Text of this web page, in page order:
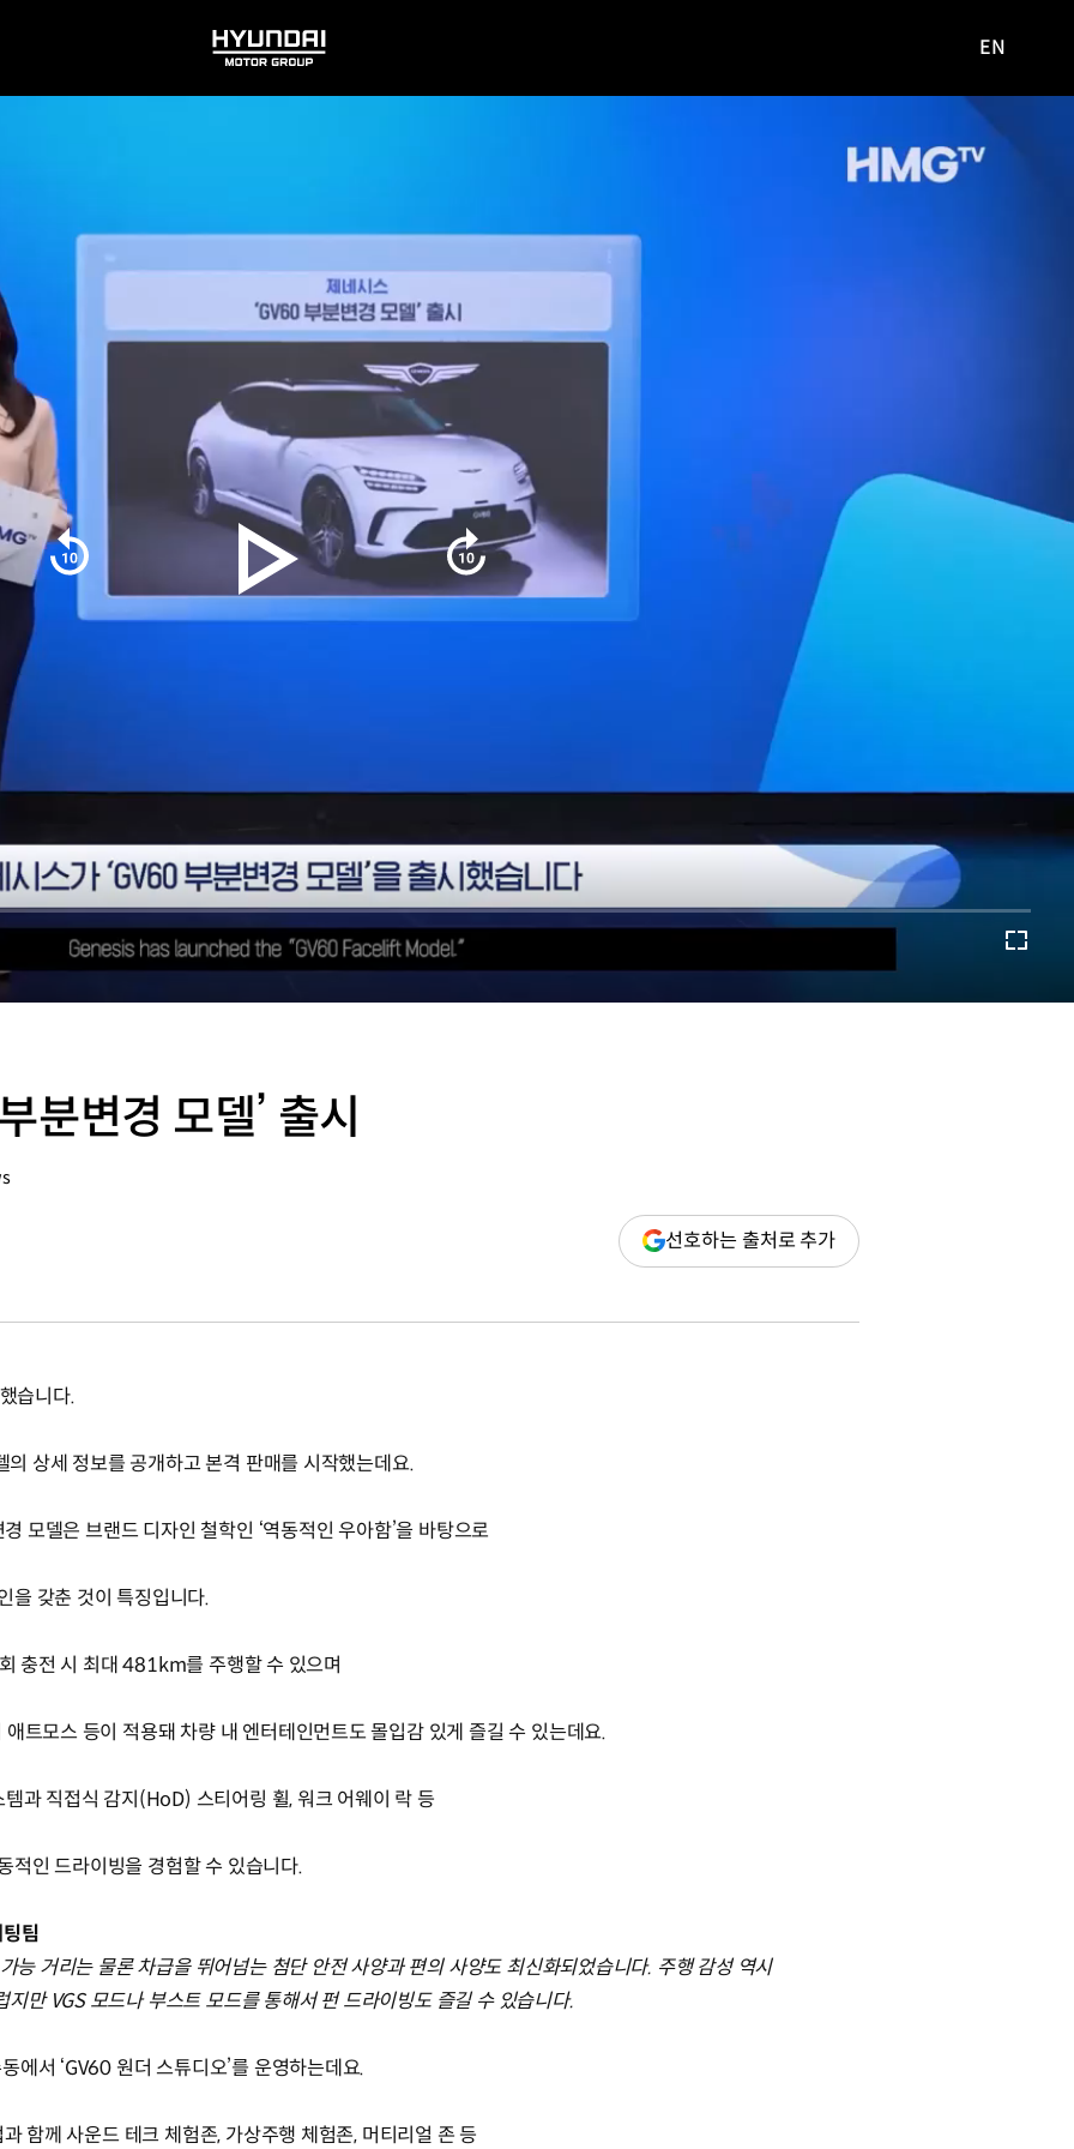
HYUNDAI
MOTOR
사이트로
이동
EN
분변경 모델’ 출시
선호하는 출처로 추가(새
창
습니다.
상세 정보를 공개하고 본격 판매를 시작했는데요.
모델은 브랜드 디자인 철학인 ‘역동적인 우아함’을 바탕으로
을 갖춘 것이 특징입니다.
충전 시 최대 481km를 주행할 수 있으며
트모스 등이 적용돼 차량 내 엔터테인먼트도 몰입감 있게 즐길 수 있는데요.
과 직접식 감지(HoD) 스티어링 휠, 워크 어웨이 락 등
적인 드라이빙을 경험할 수 있습니다.
팀
능 거리는 물론 차급을 뛰어넘는 첨단 안전 사양과 편의 사양도 최신화되었습니다. 주행 감성 역시
만 VGS 모드나 부스트 모드를 통해서 펀 드라이빙도 즐길 수 있습니다.
에서 ‘GV60 원더 스튜디오’를 운영하는데요.
함께 사운드 테크 체험존, 가상주행 체험존, 머티리얼 존 등